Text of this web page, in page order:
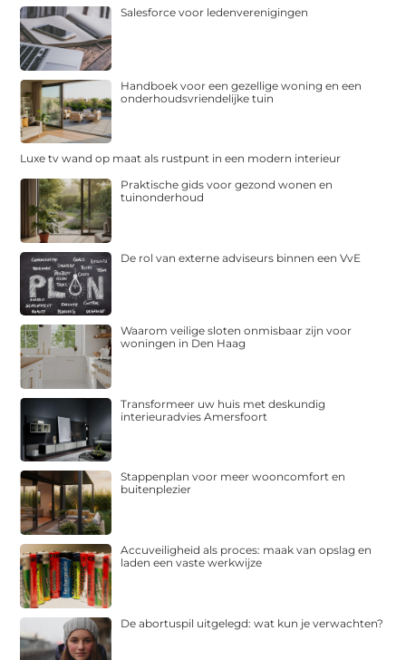
Salesforce voor ledenverenigingen
Handboek voor een gezellige woning en een
onderhoudsvriendelijke tuin
Luxe tv wand op maat als rustpunt in een modern interieur
Praktische gids voor gezond wonen en
tuinonderhoud
De rol van externe adviseurs binnen een VvE
Waarom veilige sloten onmisbaar zijn voor
woningen in Den Haag
Transformeer uw huis met deskundig
interieuradvies Amersfoort
Stappenplan voor meer wooncomfort en
buitenplezier
Accuveiligheid als proces: maak van opslag en
laden een vaste werkwijze
De abortuspil uitgelegd: wat kun je verwachten?